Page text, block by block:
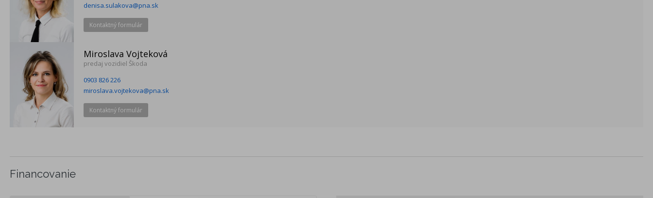
Príplatková výbava
rezervné koleso na oceľovom disku(neplnohodnotné)zdvihák, kľúč na kolesá
Predĺžená záruka na 5 rokov do 100 000 km
denisa.sulakova@pna.sk
Kontaktný formulár
Miroslava Vojteková
predaj vozidiel Škoda
0903 826 226
miroslava.vojtekova@pna.sk
Kontaktný formulár
Financovanie